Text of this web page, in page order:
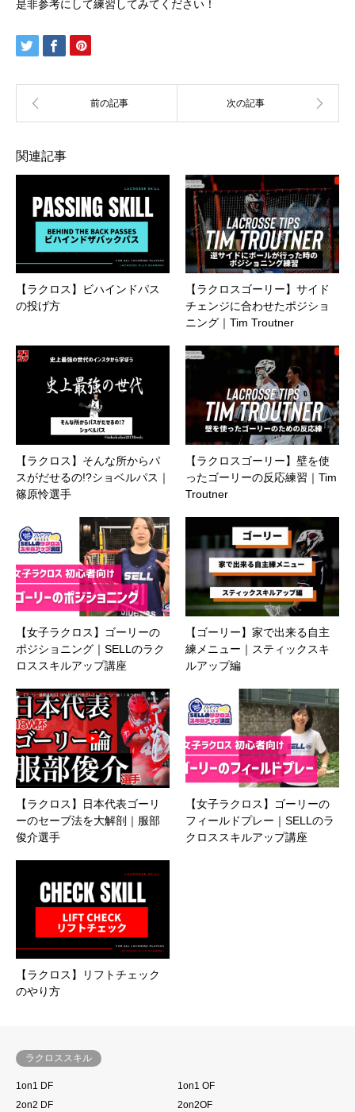
是非参考にして練習してみてください！
関連記事
【ラクロス】ビハインドパス
の投げ方
【ラクロスゴーリー】サイド
チェンジに合わせたポジショ
ニング｜Tim Troutner
【ラクロス】そんな所からパ
スがだせるの!?ショベルパス｜
篠原怜選手
【ラクロスゴーリー】壁を使
ったゴーリーの反応練習｜Tim
Troutner
【女子ラクロス】ゴーリーの
ポジショニング｜SELLのラク
ロススキルアップ講座
【ゴーリー】家で出来る自主
練メニュー｜スティックスキ
ルアップ編
【ラクロス】日本代表ゴーリ
ーのセーブ法を大解剖｜服部
俊介選手
【女子ラクロス】ゴーリーの
フィールドプレー｜SELLのラ
クロススキルアップ講座
【ラクロス】リフトチェック
のやり方
ラクロススキル
1on1 DF
1on1 OF
2on2 DF
2on2OF